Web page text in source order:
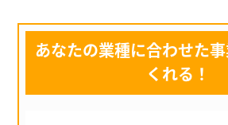
あなたの業種に合わせた
くれる！